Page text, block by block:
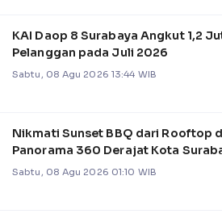
KAI Daop 8 Surabaya Angkut 1,2
Pelanggan pada Juli 2026
Sabtu, 08 Agu 2026 13:44 WIB
Nikmati Sunset BBQ dari Rooftop
Panorama 360 Derajat Kota
Sabtu, 08 Agu 2026 01:10 WIB